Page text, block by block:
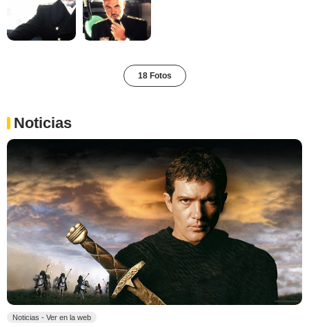
18 Fotos
Noticias
Noticias - Ver en la web